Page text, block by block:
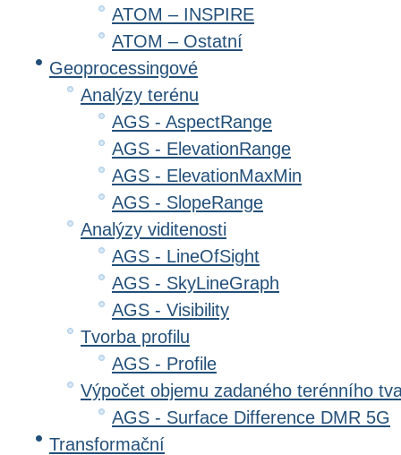
ATOM – INSPIRE
ATOM – Ostatní
Geoprocessingové
Analýzy terénu
AGS - AspectRange
AGS - ElevationRange
AGS - ElevationMaxMin
AGS - SlopeRange
Analýzy viditenosti
AGS - LineOfSight
AGS - SkyLineGraph
AGS - Visibility
Tvorba profilu
AGS - Profile
Výpočet objemu zadaného terénního
AGS - Surface Difference DMR 5G
Transformační